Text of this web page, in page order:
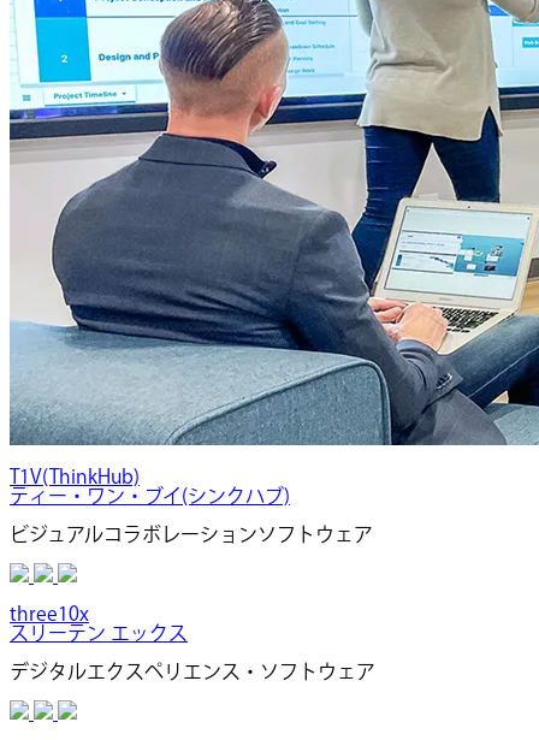
T1V(ThinkHub)
ティー・ワン・ブイ(シンクハブ)
ビジュアルコラボレーションソフトウェア
three10x
スリーテン エックス
デジタルエクスペリエンス・ソフトウェア